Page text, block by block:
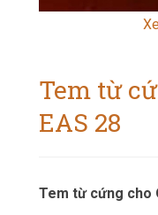
Tem từ
EAS 28
Tem từ cứng cho